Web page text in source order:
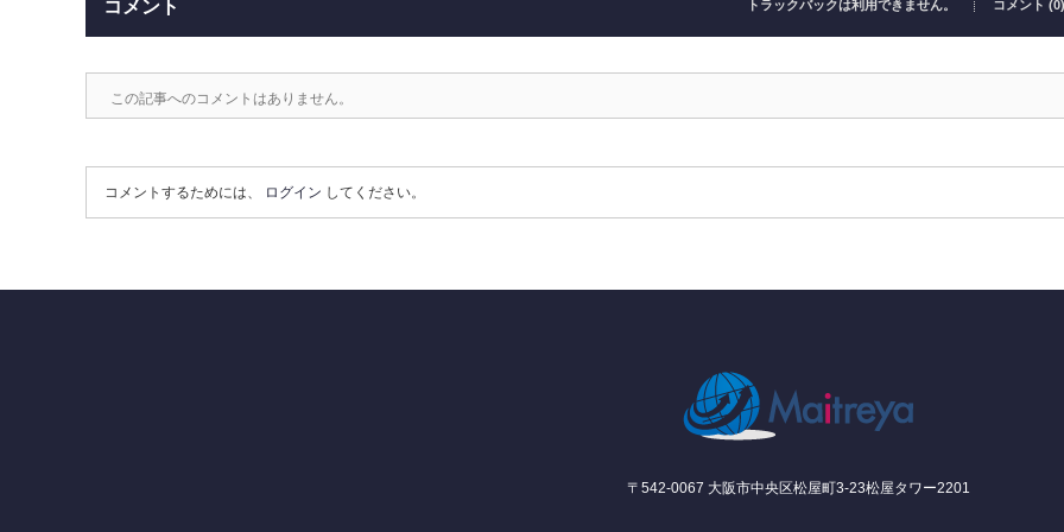
コメント トラックバックは利用できません。 コメント (0)
この記事へのコメントはありません。
コメントするためには、 ログイン してください。
〒542-0067 大阪市中央区松屋町3-23松屋タワー2201